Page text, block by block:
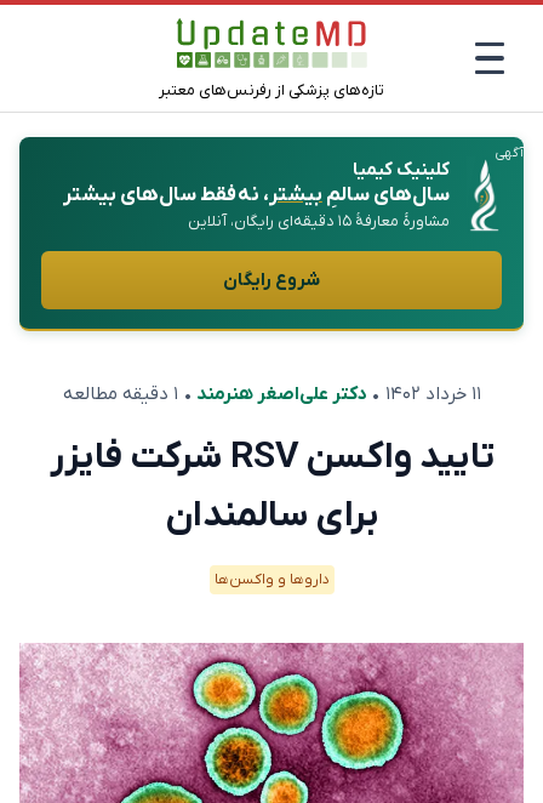
تازه‌های پزشکی از رفرنس‌های معتبر
آگهی
کلینیک کیمیا
سال‌های سالمِبیشتر، نه فقط سال‌های بیشتر
مشاورهٔ معارفهٔ ۱۵ دقیقه‌ای رایگان، آنلاین
شروع رایگان
۱۱ خرداد ۱۴۰۲ •دکتر علی‌اصغر هنرمند • ۱ دقیقه مطالعه
تایید واکسن RSV شرکت فایزر
برای سالمندان
دارو‌ها و واکسن‌ها